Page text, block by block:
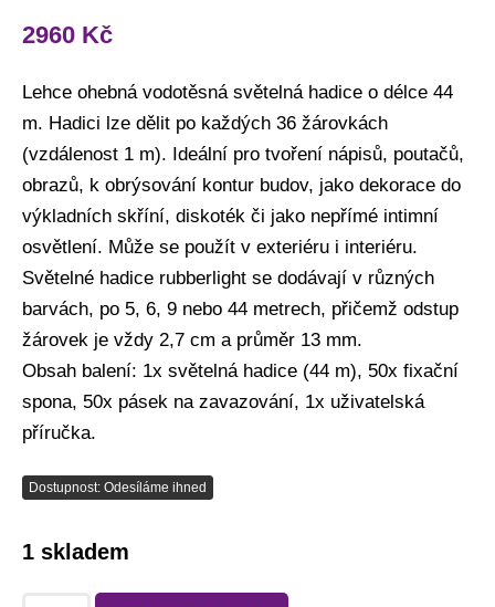
2960 Kč
Lehce ohebná vodotěsná světelná hadice o délce 44
m. Hadici lze dělit po každých 36 žárovkách
(vzdálenost 1 m). Ideální pro tvoření nápisů, poutačů,
obrazů, k obrýsování kontur budov, jako dekorace do
výkladních skříní, diskoték či jako nepřímé intimní
osvětlení. Může se použít v exteriéru i interiéru.
Světelné hadice rubberlight se dodávají v různých
barvách, po 5, 6, 9 nebo 44 metrech, přičemž odstup
žárovek je vždy 2,7 cm a průměr 13 mm.
Obsah balení: 1x světelná hadice (44 m), 50x fixační
spona, 50x pásek na zavazování, 1x uživatelská
příručka.
Dostupnost: Odesíláme ihned
1 skladem